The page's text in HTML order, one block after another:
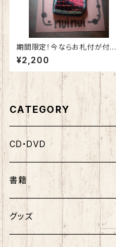
期間限定！今ならお札付が付い
てくる！【白崎映美 還暦大感謝
祭！『MOKKEDANO♡』記念】
おててブローチ！！！
¥2,200
CATEGORY
CD・DVD
書籍
グッズ